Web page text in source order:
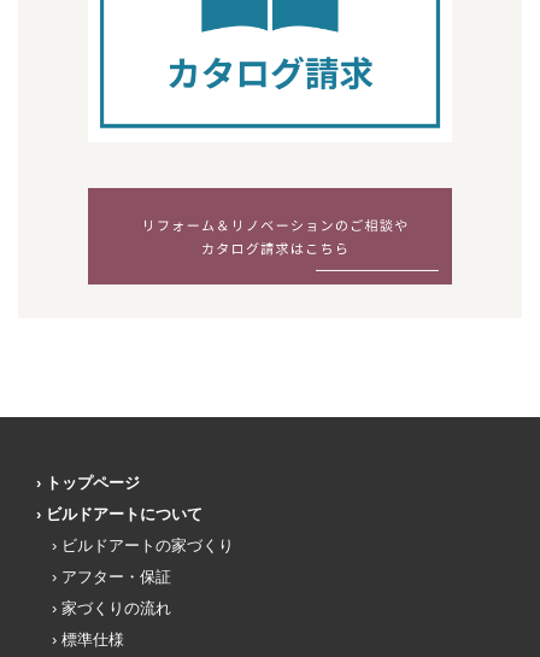
トップページ
ビルドアートについて
ビルドアートの家づくり
アフター・保証
家づくりの流れ
標準仕様